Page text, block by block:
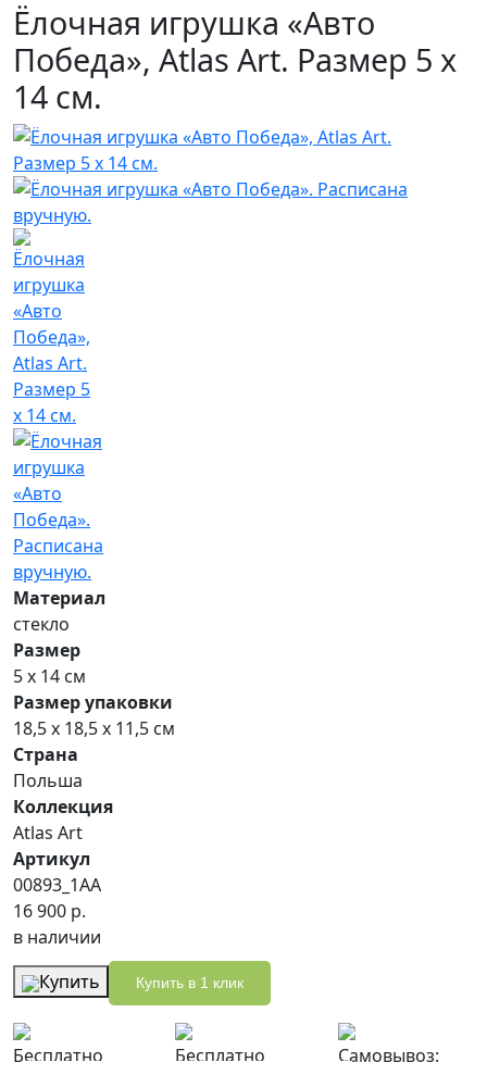
Ёлочная игрушка «Авто
Победа», Atlas Art. Размер 5 х
14 см.
Материал
стекло
Размер
5 х 14 см
Размер упаковки
18,5 х 18,5 х 11,5 см
Страна
Польша
Коллекция
Atlas Art
Артикул
00893_1AA
16 900 р.
в наличии
Купить
Купить в 1 клик
Бесплатно
Бесплатно
Самовывоз: